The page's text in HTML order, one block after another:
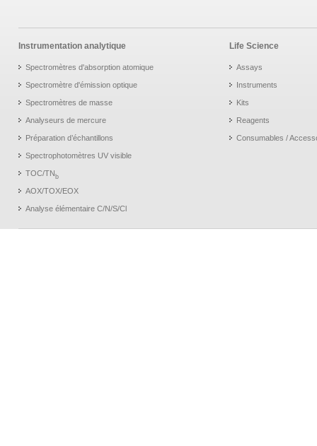
Instrumentation analytique
Spectromètres d'absorption atomique
Spectromètre d'émission optique
Spectromètres de masse
Analyseurs de mercure
Préparation d’échantillons
Spectrophotomètres UV visible
TOC/TN b
AOX/TOX/EOX
Analyse élémentaire C/N/S/Cl
Life Science
Assays
Instruments
Kits
Reagents
Consumables /